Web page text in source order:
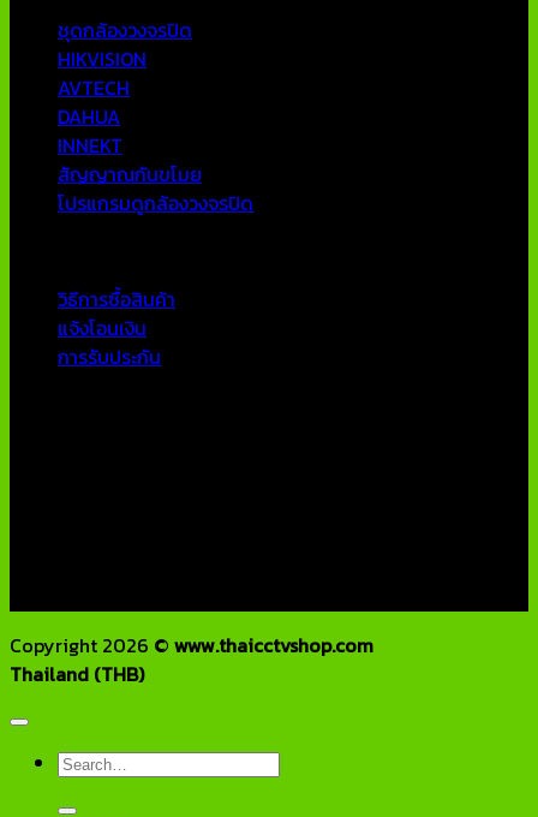
ชุดกล้องวงจรปิด
HIKVISION
AVTECH
DAHUA
INNEKT
สัญญาณกันขโมย
โปรแกรมดูกล้องวงจรปิด
วิธีการซื้อสินค้า
แจ้งโอนเงิน
การรับประกัน
Copyright 2026 © www.thaicctvshop.com
Thailand (THB)
Search